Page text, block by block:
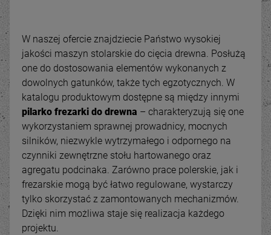
W naszej ofercie znajdziecie Państwo wysokiej
jakości maszyn stolarskie do cięcia drewna. Posłużą
one do dostosowania elementów wykonanych z
dowolnych gatunków, także tych egzotycznych. W
katalogu produktowym dostępne są między innymi
pilarko frezarki do drewna – charakteryzują się one
wykorzystaniem sprawnej prowadnicy, mocnych
silników, niezwykle wytrzymałego i odpornego na
czynniki zewnętrzne stołu hartowanego oraz
agregatu podcinaka. Zarówno prace polerskie, jak i
frezarskie mogą być łatwo regulowane, wystarczy
tylko skorzystać z zamontowanych mechanizmów.
Dzięki nim możliwa staje się realizacja każdego
projektu.